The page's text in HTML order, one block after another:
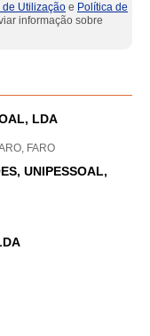
Utilização e Política de
informação sobre
LDA
FARO
UNIPESSOAL,